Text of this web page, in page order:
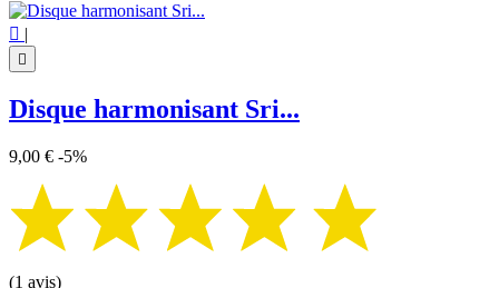
 |

Disque harmonisant Sri...
9,00 € -5%
(1 avis)